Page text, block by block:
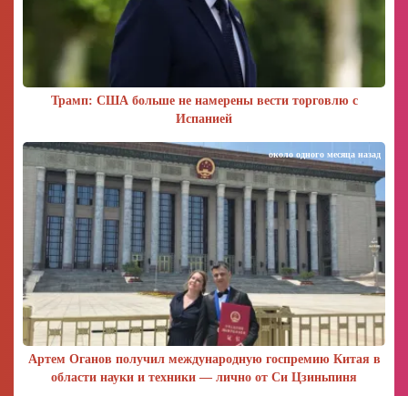
Трамп: США больше не намерены вести торговлю с
Испанией
Артем Оганов получил международную госпремию Китая в
области науки и техники — лично от Си Цзиньпиня
около одного месяца назад